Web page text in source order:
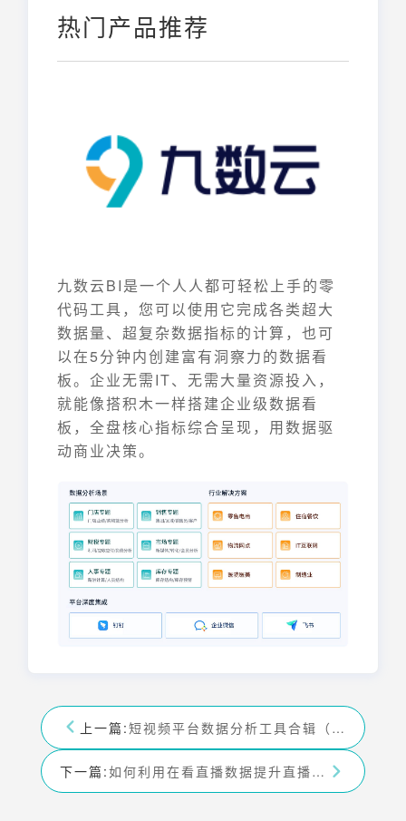
热门产品推荐
九数云BI是一个人人都可轻松上手的零
代码工具，您可以使用它完成各类超大
数据量、超复杂数据指标的计算，也可
以在5分钟内创建富有洞察力的数据看
板。企业无需IT、无需大量资源投入，
就能像搭积木一样搭建企业级数据看
板，全盘核心指标综合呈现，用数据驱
动商业决策。
上一篇: 短视频平台数据分析工具合辑（超全）
下一篇: 如何利用在看直播数据提升直播表现？